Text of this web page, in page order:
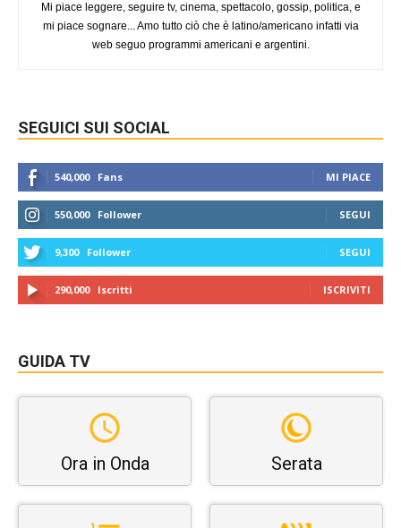
Mi piace leggere, seguire tv, cinema, spettacolo, gossip, politica, e
mi piace sognare... Amo tutto ciò che è latino/americano infatti via
web seguo programmi americani e argentini.
SEGUICI SUI SOCIAL
540,000 Fans MI PIACE
550,000 Follower SEGUI
9,300 Follower SEGUI
290,000 Iscritti ISCRIVITI
GUIDA TV
Ora in Onda Serata